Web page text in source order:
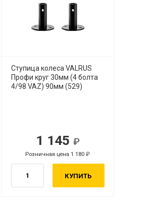
Ступица колеса VALRUS
Профи круг 30мм (4 болта
4/98 VAZ) 90мм (529)
1 145
Розничная цена 1 180
КУПИТЬ